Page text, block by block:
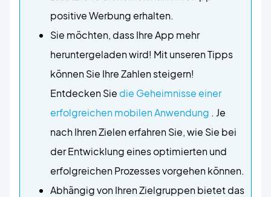
positive Werbung erhalten.
Sie möchten, dass Ihre App mehr
heruntergeladen wird! Mit unseren Tipps
können Sie Ihre Zahlen steigern!
Entdecken Sie die Geheimnisse einer
erfolgreichen mobilen Anwendung . Je
nach Ihren Zielen erfahren Sie, wie Sie bei
der Entwicklung eines optimierten und
erfolgreichen Prozesses vorgehen können.
Abhängig von Ihren Zielgruppen bietet das